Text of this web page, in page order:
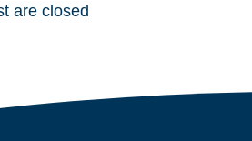
are closed